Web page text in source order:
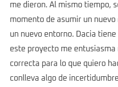
me dieron. Al mismo tiempo,
momento de asumir un
un nuevo entorno. Dacia
este proyecto me entusiasma
correcta para lo que quiero
conlleva algo de